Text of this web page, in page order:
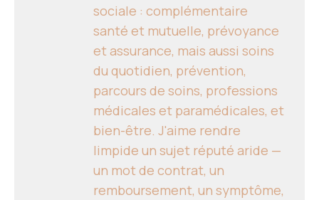
sociale : complémentaire
santé et mutuelle, prévoyance
et assurance, mais aussi soins
du quotidien, prévention,
parcours de soins, professions
médicales et paramédicales, et
bien-être. J'aime rendre
limpide un sujet réputé aride —
un mot de contrat, un
remboursement, un symptôme,